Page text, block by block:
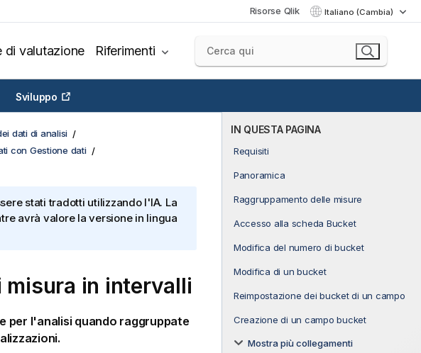
Risorse Qlik Italiano (Cambia)
di valutazione Riferimenti
Sviluppo
IN QUESTA PAGINA
Requisiti
Panoramica
Raggruppamento delle misure
Accesso alla scheda Bucket
Modifica del numero di bucket
Modifica di un bucket
Reimpostazione dei bucket di un campo
Creazione di un campo bucket
Mostra più collegamenti
dati di analisi
con Gestione dati
stati tradotti utilizzando l'IA. La
avrà valore la versione in lingua
misura in intervalli
per l'analisi quando raggruppate
.